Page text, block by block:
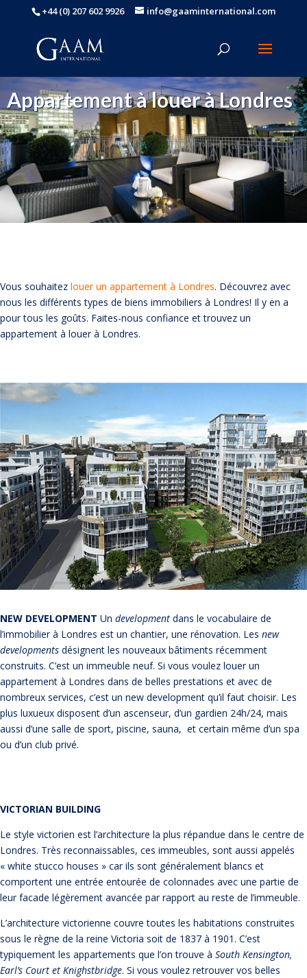
+44 (0) 207 602 9926 info@gaaminternational.com
Appartement à louer à Londres
Vous souhaitez louer un appartement à Londres. Découvrez avec
nous les différents types de biens immobiliers à Londres! Il y en a
pour tous les goûts. Faites-nous confiance et trouvez un
appartement à louer à Londres.
NEW DEVELOPMENT Un development dans le vocabulaire de
l’immobilier à Londres est un chantier, une rénovation. Les new
developments désignent les nouveaux bâtiments récemment
construits. C’est un immeuble neuf. Si vous voulez louer un
appartement à Londres dans de belles prestations et avec de
nombreux services, c’est un new development qu’il faut choisir. Les
plus luxueux disposent d’un ascenseur, d’un gardien 24h/24, mais
aussi d’une salle de sport, piscine, sauna, et certain même d’un spa
ou d’un club privé.
VICTORIAN BUILDING
Le style victorien est l’architecture la plus répandue dans le centre de
Londres. Très reconnaissables, ces immeubles, sont aussi appelés
« white stucco houses » car ils sont généralement blancs et
comportent une entrée entourée de colonnades avec une partie de
leur facade légèrement avancée par rapport au reste de l’immeuble.
L’architecture victorienne couvre toutes les habitations construites
sous le règne de la reine Victoria soit de 1837 à 1901. C’est
typiquement les appartements que l’on trouve à South Kensington,
Earl’s Court et Knighstbridge. Si vous voulez retrouver vos belles